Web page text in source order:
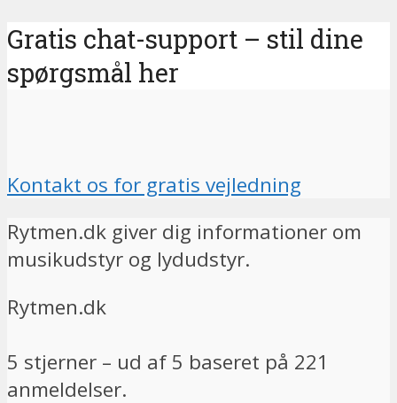
Gratis chat-support – stil dine
spørgsmål her
Kontakt os for gratis vejledning
Rytmen.dk giver dig informationer om
musikudstyr og lydudstyr.
Rytmen.dk
5 stjerner – ud af5 baseret på 221
anmeldelser.